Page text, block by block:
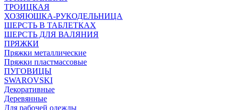
ТРОИЦКАЯ
ХОЗЯЮШКА-РУКОДЕЛЬНИЦА
ШЕРСТЬ В ТАБЛЕТКАХ
ШЕРСТЬ ДЛЯ ВАЛЯНИЯ
ПРЯЖКИ
Пряжки металлические
Пряжки пластмассовые
ПУГОВИЦЫ
SWAROVSKI
Декоративные
Деревянные
Для рабочей одежды